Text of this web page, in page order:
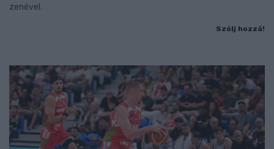
zenével.
Szólj hozzá!